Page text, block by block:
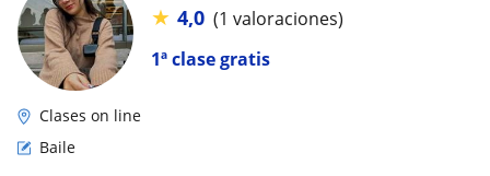
1ª clase gratis
★ 4,0 (1 valoraciones)
Clases on line
Baile